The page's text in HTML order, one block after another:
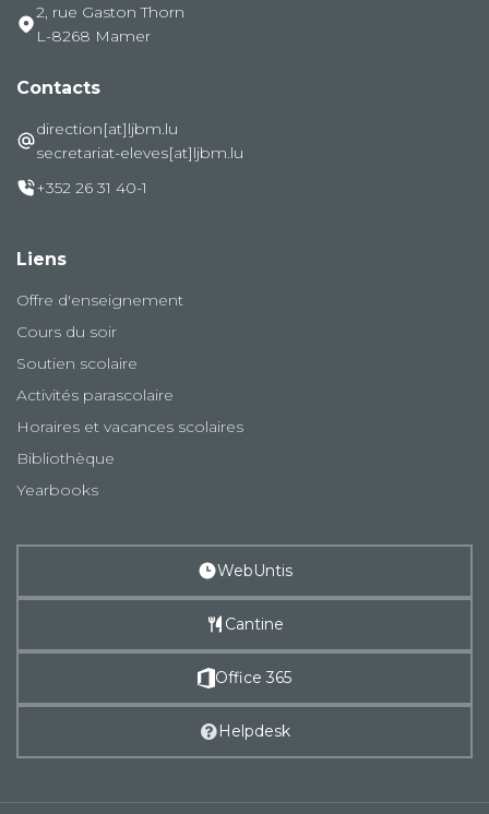
2, rue Gaston Thorn
L-8268 Mamer
Contacts
direction[at]ljbm.lu
secretariat-eleves[at]ljbm.lu
+352 26 31 40-1
Liens
Offre d'enseignement
Cours du soir
Soutien scolaire
Activités parascolaire
Horaires et vacances scolaires
Bibliothèque
Yearbooks
WebUntis
Cantine
Office 365
Helpdesk